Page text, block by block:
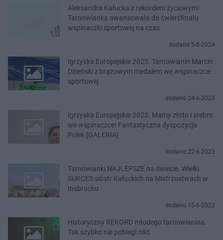
Aleksandra Kałucka z rekordem życiowym!
Tarnowianka awansowała do ćwierćfinału
wspinaczki sportowej na czas
dodano 5-8-2024
Igrzyska Europejskie 2023. Tarnowianin Marcin
Dzieński z brązowym medalem we wspinaczce
sportowej
dodano 24-6-2023
Igrzyska Europejskie 2023. Mamy złoto i srebro
we wspinaczce! Fantastyczna dyspozycja
Polek [GALERIA]
dodano 22-6-2023
Tarnowianki NAJLEPSZE na świecie. Wielki
SUKCES sióstr Kałuckich na Mistrzostwach w
Insbrucku
dodano 15-6-2022
Historyczny REKORD młodego tarnowianina.
Tak szybko nie pobiegł nikt